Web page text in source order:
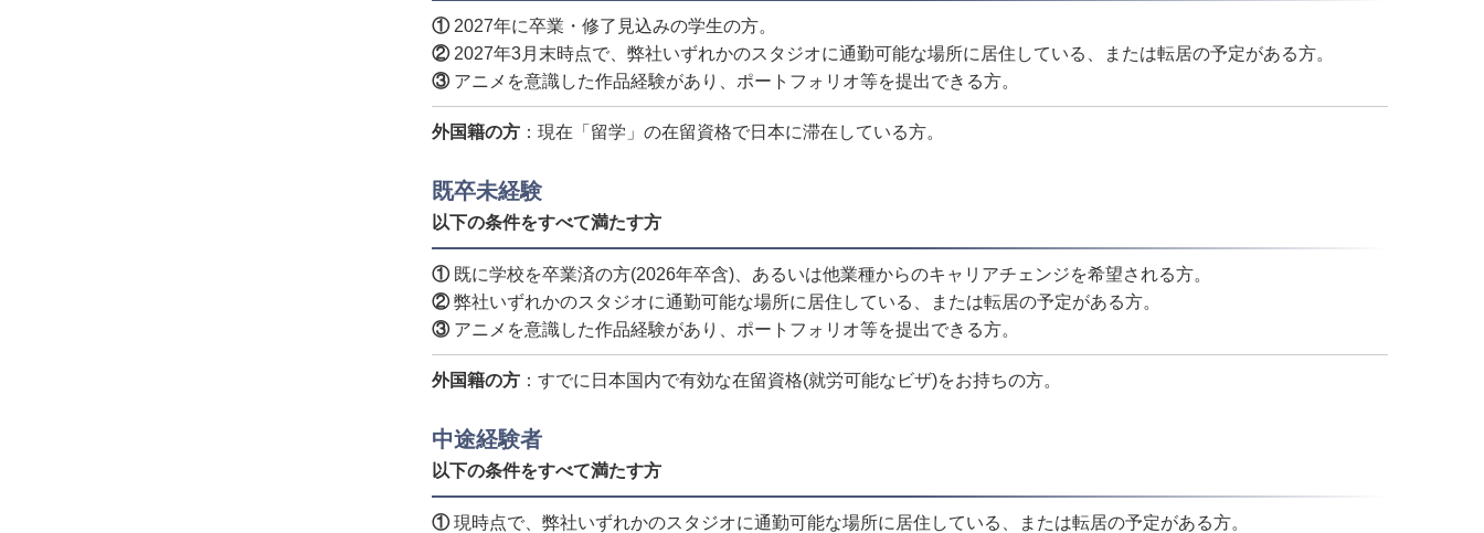
①2027年に卒業・修了見込みの学生の方。
②2027年3月末時点で、弊社いずれかのスタジオに通勤可能な場所に居住している、または転居の予定がある方。
③アニメを意識した作品経験があり、ポートフォリオ等を提出できる方。
外国籍の方 ：現在「留学」の在留資格で日本に滞在している方。
既卒未経験
以下の条件をすべて満たす方
①既に学校を卒業済の方(2026年卒含)、あるいは他業種からのキャリアチェンジを希望される方。
②弊社いずれかのスタジオに通勤可能な場所に居住している、または転居の予定がある方。
③アニメを意識した作品経験があり、ポートフォリオ等を提出できる方。
外国籍の方 ：すでに日本国内で有効な在留資格(就労可能なビザ)をお持ちの方。
中途経験者
以下の条件をすべて満たす方
①現時点で、弊社いずれかのスタジオに通勤可能な場所に居住している、または転居の予定がある方。